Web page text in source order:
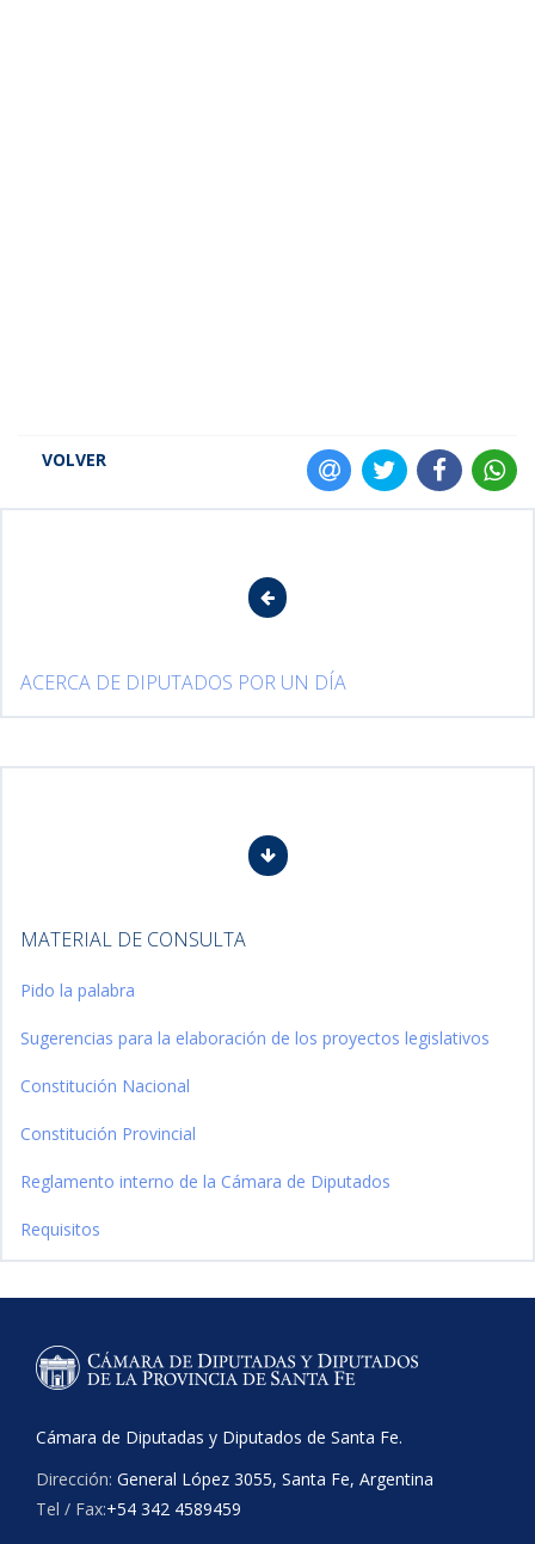
VOLVER
ACERCA DE DIPUTADOS POR UN DÍA
MATERIAL DE CONSULTA
Pido la palabra
Sugerencias para la elaboración de los proyectos legislativos
Constitución Nacional
Constitución Provincial
Reglamento interno de la Cámara de Diputados
Requisitos
Cámara de Diputadas y Diputados de Santa Fe.
Dirección: General López 3055, Santa Fe, Argentina
Tel / Fax:+54 342 4589459